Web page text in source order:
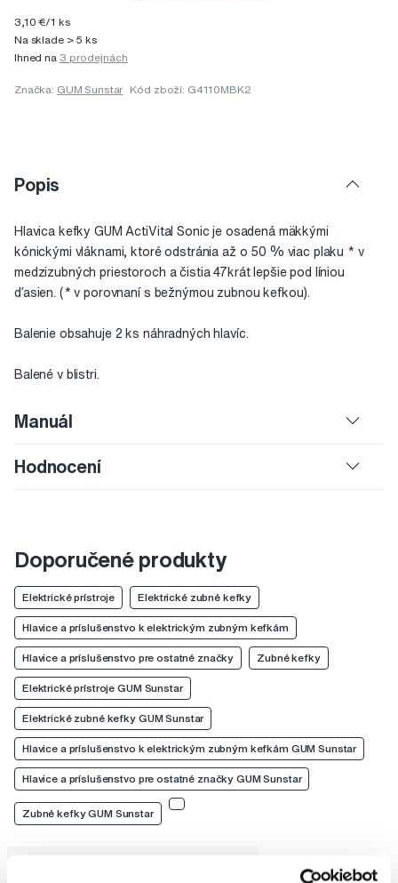
3,10 €/1 ks
Na sklade > 5 ks
Ihned na 3 prodejnách
Značka: GUM Sunstar Kód zboží: G4110MBK2
Popis
Hlavica kefky GUM ActiVital Sonic je osadená mäkkými
kónickými vláknami, ktoré odstránia až o 50 % viac plaku * v
medzizubných priestoroch a čistia 47krát lepšie pod líniou
ďasien. (* v porovnaní s bežnýmou zubnou kefkou).
Balenie obsahuje 2 ks náhradných hlavíc.
Balené v blistri.
Manuál
Hodnocení
Doporučené produkty
Elektrické prístroje Elektrické zubné kefky
Hlavice a príslušenstvo k elektrickým zubným kefkám
Hlavice a príslušenstvo pre ostatné značky Zubné kefky
Elektrické prístroje GUM Sunstar
Elektrické zubné kefky GUM Sunstar
Hlavice a príslušenstvo k elektrickým zubným kefkám GUM Sunstar
Hlavice a príslušenstvo pre ostatné značky GUM Sunstar
Zubné kefky GUM Sunstar